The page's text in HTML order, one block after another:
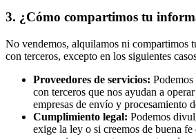
3. ¿Cómo compartimos tu
No vendemos, alquilamos ni compartimos
con terceros, excepto en los siguientes
Proveedores de servicios:
con terceros que nos ayudan a
empresas de envío y procesamiento
Cumplimiento legal: Podemos
exige la ley o si creemos de buena